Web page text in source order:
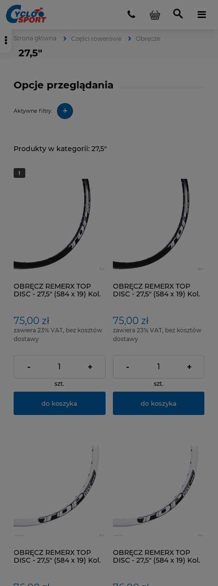
Strona główna Części rowerowe Obręcze
27,5"
Opcje przeglądania
Aktywne filtry: +
27,5"
OBRĘCZ REMERX TOP
DISC - 27,5" (584 x 19) Kol.
75,00 zł
zawiera 23% VAT, bez kosztów
dostawy
- +
szt.
do koszyka
OBRĘCZ REMERX TOP
DISC - 27,5" (584 x 19) Kol.
75,00 zł
zawiera 23% VAT, bez kosztów
dostawy
- +
szt.
do koszyka
OBRĘCZ REMERX TOP
DISC - 27,5" (584 x 19) Kol.
OBRĘCZ REMERX TOP
DISC - 27,5" (584 x 19) Kol.